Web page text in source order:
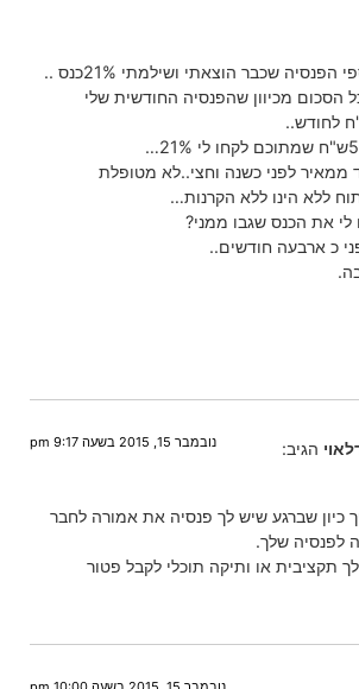
שכבר הוצאתי ושילמתי 21%כנס ..
הסכום מכיוון שהפנסיה החודשית שלי
ממאיר לפני כשנה וחצי..לא מטופלת
ללא הינו ללא הקרנות…
את הכנס שגבו ממני?
כ ארבעה חודשים..
הגיב: נובמבר 15, 2015 בשעה 9:17 pm
כיון שברגע שיש לך פנסיה את אמורה לחבר
לפנסיה שלך.
תקציבית או ותיקה תוכלי לקבל פטור